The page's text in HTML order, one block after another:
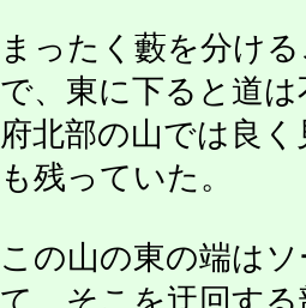
まったく藪を分け
で、東に下ると道
府北部の山では良
も残っていた。
この山の東の端は
て、そこを迂回す